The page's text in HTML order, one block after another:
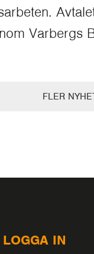
Varbergs
FLER
LOGGA IN